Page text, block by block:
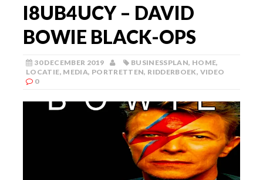
I8UB4UCY – DAVID
BOWIE BLACK-OPS
30 DECEMBER 2019 BUSINESSPLAN, HOME,
LOCATIE, MEDIA, PORTRETTEN, RIDDERBOEK, VIDEO
0